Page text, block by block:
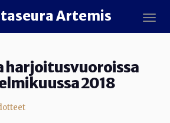
Artemis
harjoitusvuoroissa
2018